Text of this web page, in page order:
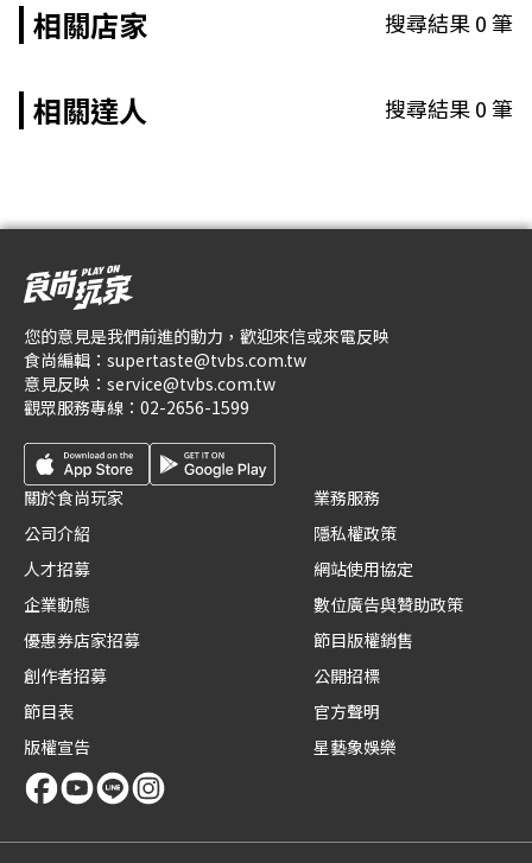
相關店家 搜尋結果0筆
相關達人 搜尋結果0筆
您的意見是我們前進的動力，歡迎來信或來電反映
食尚編輯： supertaste@tvbs.com.tw
意見反映： service@tvbs.com.tw
觀眾服務專線： 02-2656-1599
關於食尚玩家
公司介紹
人才招募
企業動態
優惠券店家招募
創作者招募
節目表
版權宣告
業務服務
隱私權政策
網站使用協定
數位廣告與贊助政策
節目版權銷售
公開招標
官方聲明
星藝象娛樂